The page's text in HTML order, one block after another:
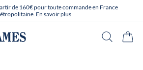
de 160€ pour toute commande en France
En savoir plus